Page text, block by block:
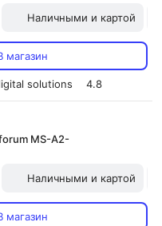
Наличными и картой
магазин
solutions 4.8
MS-A2-
Наличными и картой
магазин